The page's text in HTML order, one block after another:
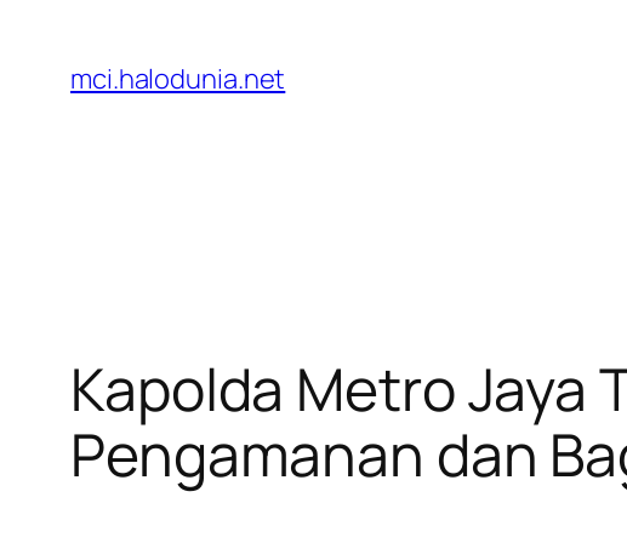
konten
mci.halodunia.net
Kapolda Metro Jaya
Pengamanan dan